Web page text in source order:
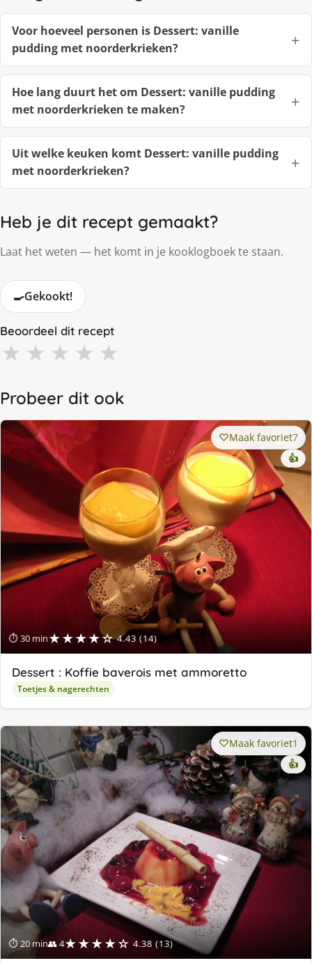
Voor hoeveel personen is Dessert: vanille
pudding met noorderkrieken?
Hoe lang duurt het om Dessert: vanille pudding
met noorderkrieken te maken?
Uit welke keuken komt Dessert: vanille pudding
met noorderkrieken?
Heb je dit recept gemaakt?
Laat het weten — het komt in je kooklogboek te staan.
🍳Gekookt!
Beoordeel dit recept
★ ★ ★ ★ ★
Probeer dit ook
⏱ 30 min★★★★☆ 4.43 (14)
Maak favoriet7
👍
Dessert : Koffie baverois met ammoretto
Toetjes & nagerechten
⏱ 20 min👥 4★★★★☆ 4.38 (13)
Maak favoriet1
👍